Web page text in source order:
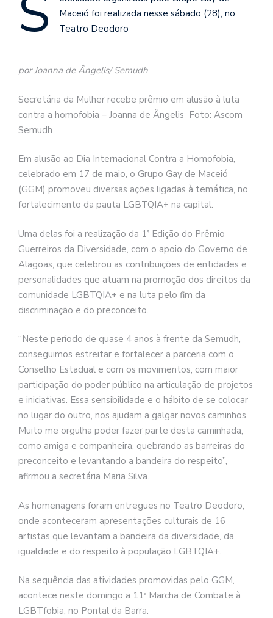
Maceió foi realizada nesse sábado (28), no
Teatro Deodoro
por Joanna de Ângelis/ Semudh
Secretária da Mulher recebe prêmio em alusão à luta
contra a homofobia – Joanna de Ângelis Foto: Ascom
Semudh
Em alusão ao Dia Internacional Contra a Homofobia,
celebrado em 17 de maio, o Grupo Gay de Maceió
(GGM) promoveu diversas ações ligadas à temática, no
fortalecimento da pauta LGBTQIA+ na capital.
Uma delas foi a realização da 1ª Edição do Prêmio
Guerreiros da Diversidade, com o apoio do Governo de
Alagoas, que celebrou as contribuições de entidades e
personalidades que atuam na promoção dos direitos da
comunidade LGBTQIA+ e na luta pelo fim da
discriminação e do preconceito.
“Neste período de quase 4 anos à frente da Semudh,
conseguimos estreitar e fortalecer a parceria com o
Conselho Estadual e com os movimentos, com maior
participação do poder público na articulação de projetos
e iniciativas. Essa sensibilidade e o hábito de se colocar
no lugar do outro, nos ajudam a galgar novos caminhos.
Muito me orgulha poder fazer parte desta caminhada,
como amiga e companheira, quebrando as barreiras do
preconceito e levantando a bandeira do respeito”,
afirmou a secretária Maria Silva.
As homenagens foram entregues no Teatro Deodoro,
onde aconteceram apresentações culturais de 16
artistas que levantam a bandeira da diversidade, da
igualdade e do respeito à população LGBTQIA+.
Na sequência das atividades promovidas pelo GGM,
acontece neste domingo a 11ª Marcha de Combate à
LGBTfobia, no Pontal da Barra.